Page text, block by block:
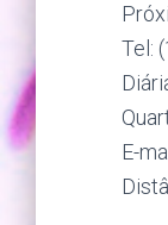
Tel:
E-